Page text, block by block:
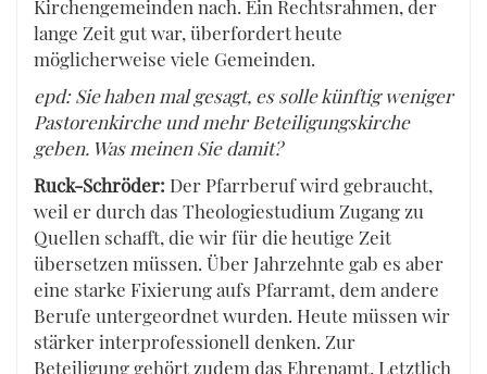
Kirchengemeinden nach. Ein Rechtsrahmen, der
lange Zeit gut war, überfordert heute
möglicherweise viele Gemeinden.
epd: Sie haben mal gesagt, es solle künftig weniger
Pastorenkirche und mehr Beteiligungskirche
geben. Was meinen Sie damit?
Ruck-Schröder: Der Pfarrberuf wird gebraucht,
weil er durch das Theologiestudium Zugang zu
Quellen schafft, die wir für die heutige Zeit
übersetzen müssen. Über Jahrzehnte gab es aber
eine starke Fixierung aufs Pfarramt, dem andere
Berufe untergeordnet wurden. Heute müssen wir
stärker interprofessionell denken. Zur
Beteiligung gehört zudem das Ehrenamt. Letztlich